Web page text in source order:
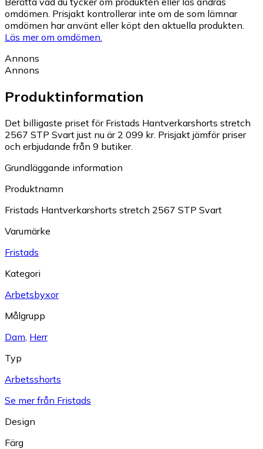
omdömen. Prisjakt kontrollerar inte om de som lämnar
omdömen har använt eller köpt den aktuella produkten.
Läs mer om omdömen.
Annons
Annons
Produktinformation
Det billigaste priset för Fristads Hantverkarshorts stretch
2567 STP Svart just nu är 2 099 kr. Prisjakt jämför priser
och erbjudande från 9 butiker.
Grundläggande information
Produktnamn
Fristads Hantverkarshorts stretch 2567 STP Svart
Varumärke
Fristads
Kategori
Arbetsbyxor
Målgrupp
Dam Herr
Typ
Arbetsshorts
Se mer från Fristads
Design
Färg